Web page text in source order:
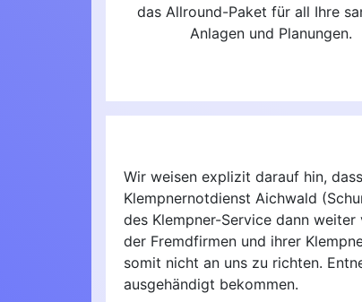
das Allround-Paket für all Ihre
Anlagen und Planungen.
Wir weisen explizit darauf hin,
Klempnernotdienst Aichwald
des Klempner-Service dann
der Fremdfirmen und ihrer
somit nicht an uns zu richten.
ausgehändigt bekommen.